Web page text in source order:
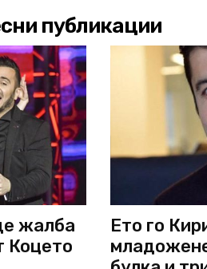
публикации
жалба
Коцето
Ето го